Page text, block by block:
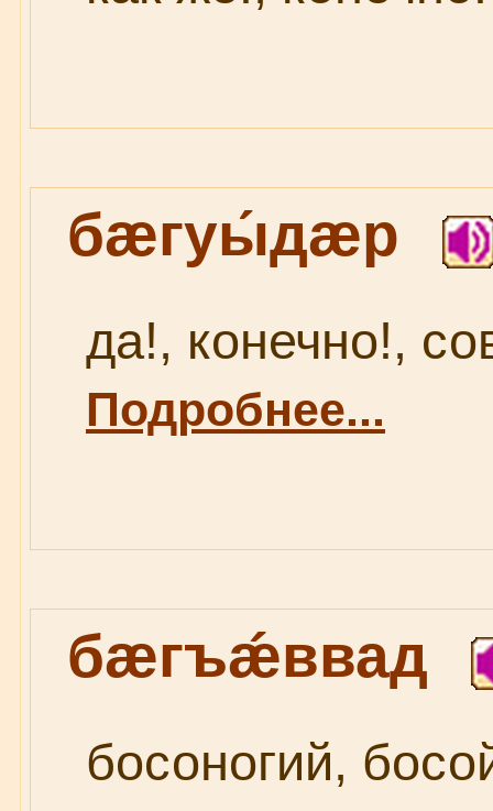
бæгуы́дæр
да!, конечно!,
Подробнее...
бæгъǽввад
босоногий,